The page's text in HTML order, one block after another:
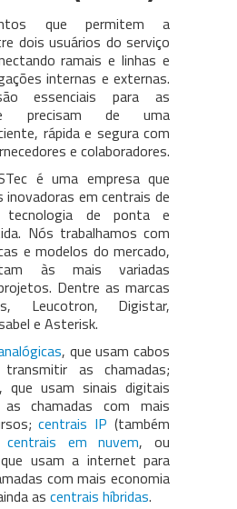
que permitem a
dois usuários do serviço
ramais e linhas e
internas e externas.
essenciais para as
precisam de uma
rápida e segura com
e colaboradores.
é uma empresa que
em centrais de
tecnologia de ponta e
Nós trabalhamos com
e modelos do mercado,
às mais variadas
Dentre as marcas
Leucotron, Digistar,
e Asterisk.
, que usam cabos
as chamadas;
, que usam sinais digitais
chamadas com mais
centrais IP (também
centrais em nuvem, ou
usam a internet para
com mais economia
as centrais híbridas.